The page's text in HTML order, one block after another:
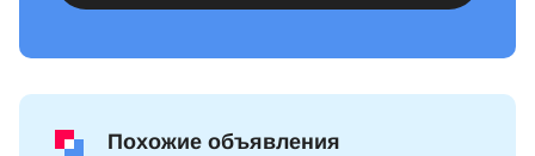
Похожие объявления